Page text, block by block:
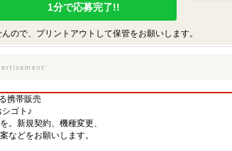
1分で応募完了!!
ので、プリントアウトして保管をお願いします。
携帯販売
ゴト♪
。新規契約、機種変更、
などをお願いします。